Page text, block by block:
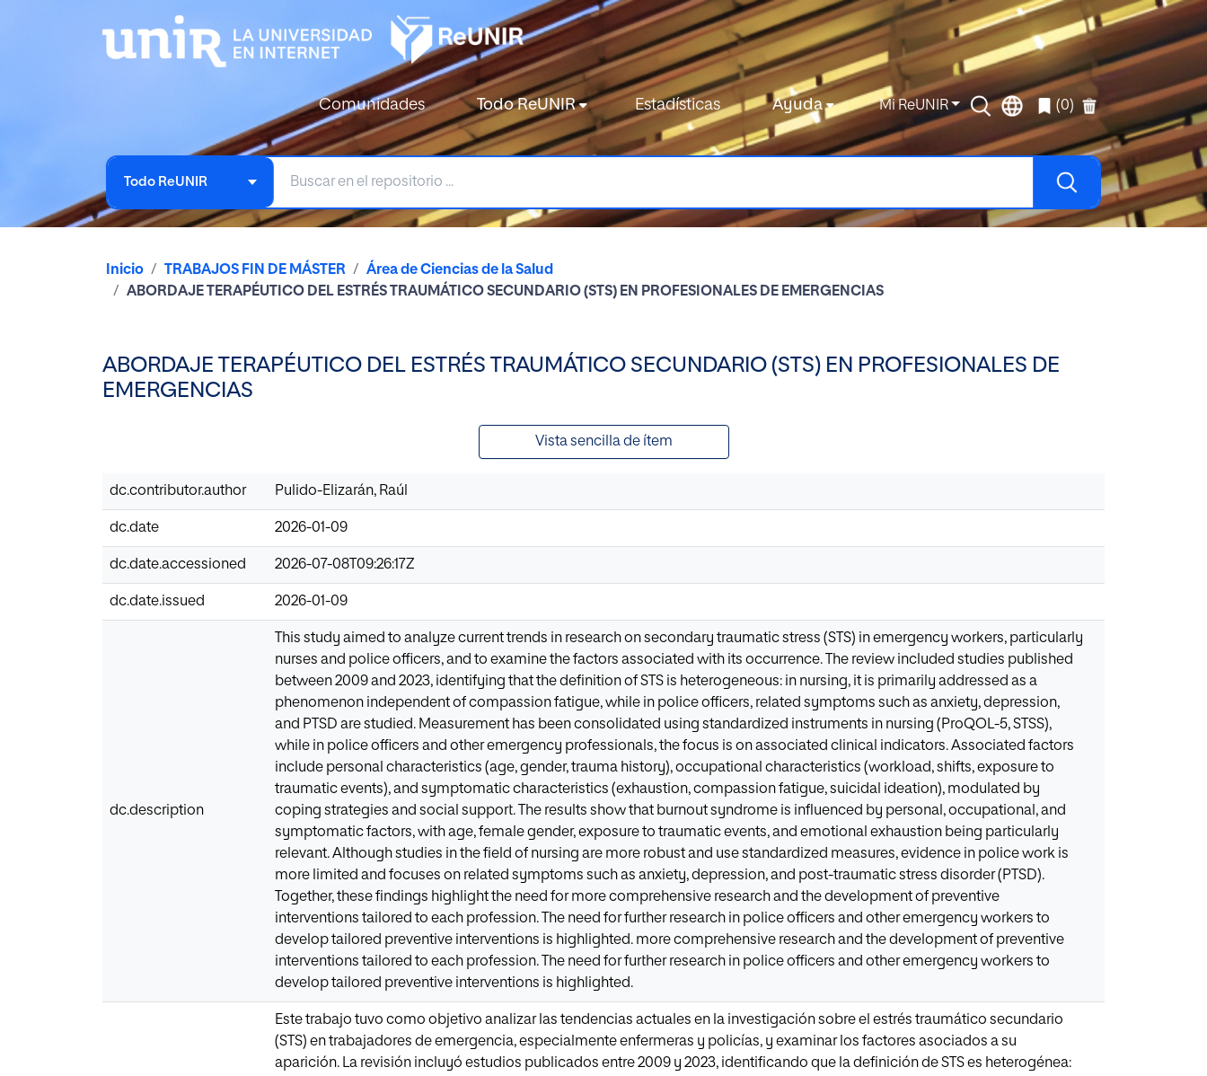
Comunidades Todo ReUNIR Estadísticas Ayuda Mi ReUNIR (0)
Todo ReUNIR
Inicio TRABAJOS FIN DE MÁSTER
Área de Ciencias de la Salud
ABORDAJE TERAPÉUTICO DEL ESTRÉS TRAUMÁTICO SECUNDARIO (STS) EN PROFESIONALES DE EMERGENCIAS
ABORDAJE TERAPÉUTICO DEL ESTRÉS TRAUMÁTICO SECUNDARIO (STS) EN PROFESIONALES DE
EMERGENCIAS
Vista sencilla de ítem
dc.contributor.author Pulido-Elizarán, Raúl
dc.date 2026-01-09
dc.date.accessioned 2026-07-08T09:26:17Z
dc.date.issued 2026-01-09
dc.description
This study aimed to analyze current trends in research on secondary traumatic stress (STS) in emergency workers, particularly
nurses and police officers, and to examine the factors associated with its occurrence. The review included studies published
between 2009 and 2023, identifying that the definition of STS is heterogeneous: in nursing, it is primarily addressed as a
phenomenon independent of compassion fatigue, while in police officers, related symptoms such as anxiety, depression,
and PTSD are studied. Measurement has been consolidated using standardized instruments in nursing (ProQOL-5, STSS),
while in police officers and other emergency professionals, the focus is on associated clinical indicators. Associated factors
include personal characteristics (age, gender, trauma history), occupational characteristics (workload, shifts, exposure to
traumatic events), and symptomatic characteristics (exhaustion, compassion fatigue, suicidal ideation), modulated by
coping strategies and social support. The results show that burnout syndrome is influenced by personal, occupational, and
symptomatic factors, with age, female gender, exposure to traumatic events, and emotional exhaustion being particularly
relevant. Although studies in the field of nursing are more robust and use standardized measures, evidence in police work is
more limited and focuses on related symptoms such as anxiety, depression, and post-traumatic stress disorder (PTSD).
Together, these findings highlight the need for more comprehensive research and the development of preventive
interventions tailored to each profession. The need for further research in police officers and other emergency workers to
develop tailored preventive interventions is highlighted. more comprehensive research and the development of preventive
interventions tailored to each profession. The need for further research in police officers and other emergency workers to
develop tailored preventive interventions is highlighted.
Este trabajo tuvo como objetivo analizar las tendencias actuales en la investigación sobre el estrés traumático secundario
(STS) en trabajadores de emergencia, especialmente enfermeras y policías, y examinar los factores asociados a su
aparición. La revisión incluyó estudios publicados entre 2009 y 2023, identificando que la definición de STS es heterogénea: